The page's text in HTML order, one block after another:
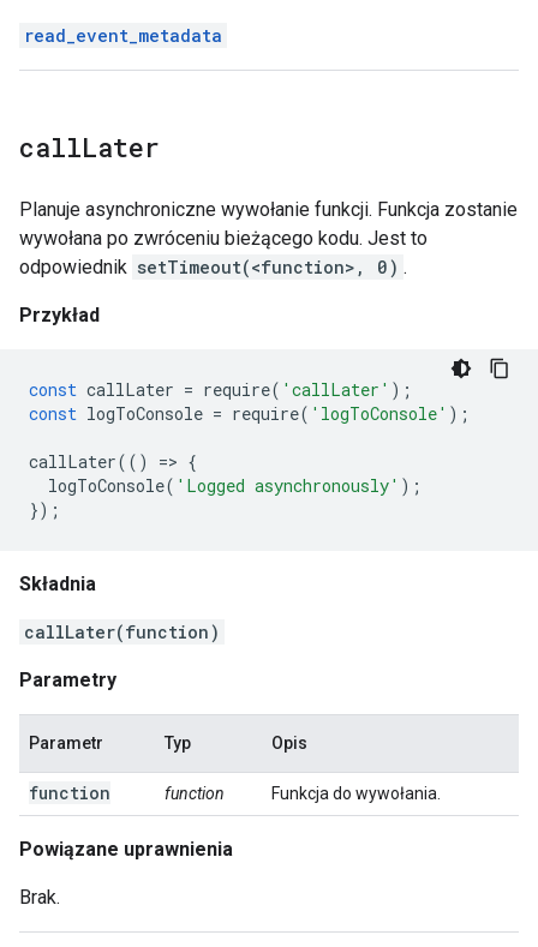
read_event_metadata
callLater
Planuje asynchroniczne wywołanie funkcji. Funkcja zostanie
wywołana po zwróceniu bieżącego kodu. Jest to
odpowiednik setTimeout(<function>, 0) .
Przykład
const callLater = require( 'callLater' );
const logToConsole = require( 'logToConsole' );
callLater(() => {
logToConsole( 'Logged asynchronously' );
});
Składnia
callLater(function)
Parametry
Parametr Typ Opis
function function Funkcja do wywołania.
Powiązane uprawnienia
Brak.